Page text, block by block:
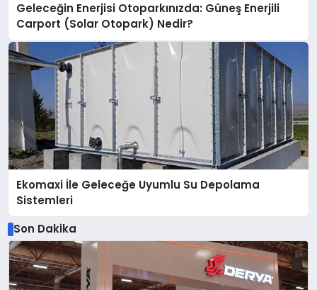
Geleceğin Enerjisi Otoparkınızda: Güneş Enerjili
Carport (Solar Otopark) Nedir?
Ekomaxi İle Geleceğe Uyumlu Su Depolama
Sistemleri
Son Dakika